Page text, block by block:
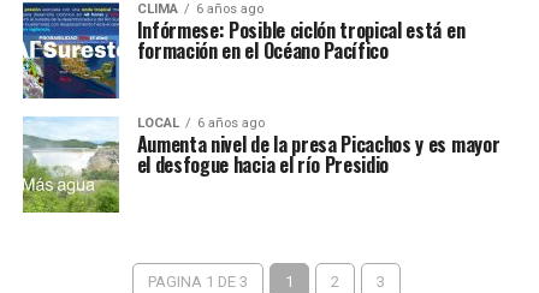
CLIMA 6 años ago
Infórmese: Posible ciclón tropical está en
formación en el Océano Pacífico
LOCAL 6 años ago
Aumenta nivel de la presa Picachos y es mayor
el desfogue hacia el río Presidio
PAGINA 1 DE 3 1 2 3